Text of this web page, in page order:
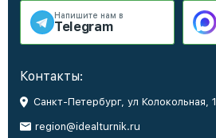
Напишите нам в
Telegram
Контакты:
Санкт-Петербург, ул Колокольная, 1
region@idealturnik.ru